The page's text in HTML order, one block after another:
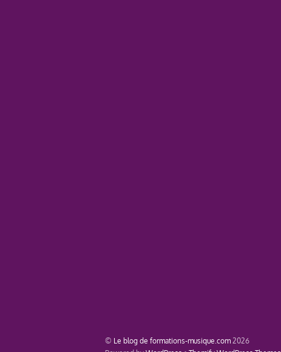
© Le blog de formations-musique.com2026